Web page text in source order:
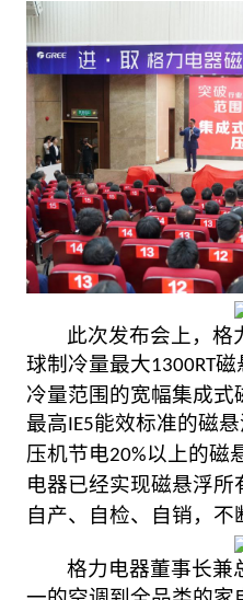
此次发布会上，格
球制冷量最大1300RT磁
冷量范围的宽幅集成式
最高IE5能效标准的磁
压机节电20%以上的磁
电器已经实现磁悬浮所
自产、自检、自销，不
格力电器董事长兼